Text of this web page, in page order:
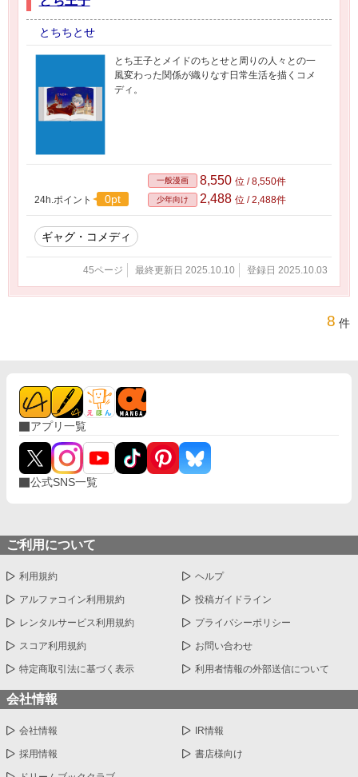
とちちとせ
とち王子とメイドのちとせと周りの人々との一
風変わった関係が織りなす日常生活を描くコメ
ディ。
24h.ポイント 0pt
一般漫画 8,550 位 / 8,550件
少年向け 2,488 位 / 2,488件
ギャグ・コメディ
45ページ 最終更新日 2025.10.10 登録日 2025.10.03
8 件
アプリ一覧
公式SNS一覧
ご利用について
利用規約 ヘルプ
アルファコイン利用規約 投稿ガイドライン
レンタルサービス利用規約 プライバシーポリシー
スコア利用規約 お問い合わせ
特定商取引法に基づく表示 利用者情報の外部送信について
会社情報
会社情報 IR情報
採用情報 書店様向け